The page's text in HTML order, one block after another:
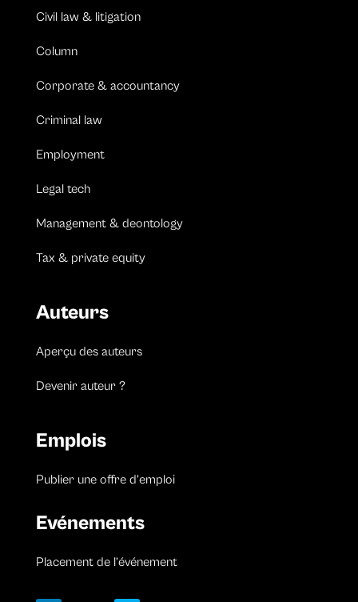
Civil law & litigation
Column
Corporate & accountancy
Criminal law
Employment
Legal tech
Management & deontology
Tax & private equity
Auteurs
Aperçu des auteurs
Devenir auteur ?
Emplois
Publier une offre d’emploi
Evénements
Placement de l’événement